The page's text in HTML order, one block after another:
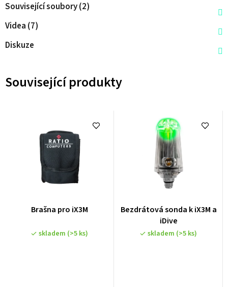
Související soubory (2)
Videa (7)
Diskuze
Související produkty
Brašna pro iX3M
skladem (>5 ks)
Bezdrátová sonda k iX3M a
iDive
skladem (>5 ks)